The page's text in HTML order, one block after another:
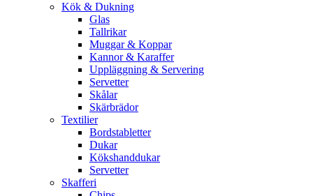
Kök & Dukning
Glas
Tallrikar
Muggar & Koppar
Kannor & Karaffer
Uppläggning & Servering
Servetter
Skålar
Skärbrädor
Textilier
Bordstabletter
Dukar
Kökshanddukar
Servetter
Skafferi